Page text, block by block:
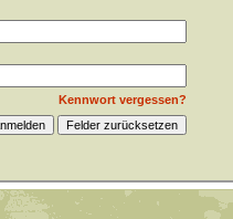
Kennwort vergessen?